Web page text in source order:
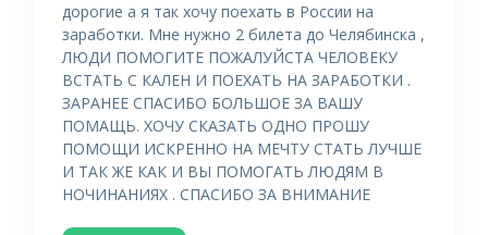
дорогие а я так хочу поехать в России на
заработки. Мне нужно 2 билета до Челябинска ,
ЛЮДИ ПОМОГИТЕ ПОЖАЛУЙСТА ЧЕЛОВЕКУ
ВСТАТЬ С КАЛЕН И ПОЕХАТЬ НА ЗАРАБОТКИ .
ЗАРАНЕЕ СПАСИБО БОЛЬШОЕ ЗА ВАШУ
ПОМАЩЬ. ХОЧУ СКАЗАТЬ ОДНО ПРОШУ
ПОМОЩИ ИСКРЕННО НА МЕЧТУ СТАТЬ ЛУЧШЕ
И ТАК ЖЕ КАК И ВЫ ПОМОГАТЬ ЛЮДЯМ В
НОЧИНАНИЯХ . СПАСИБО ЗА ВНИМАНИЕ